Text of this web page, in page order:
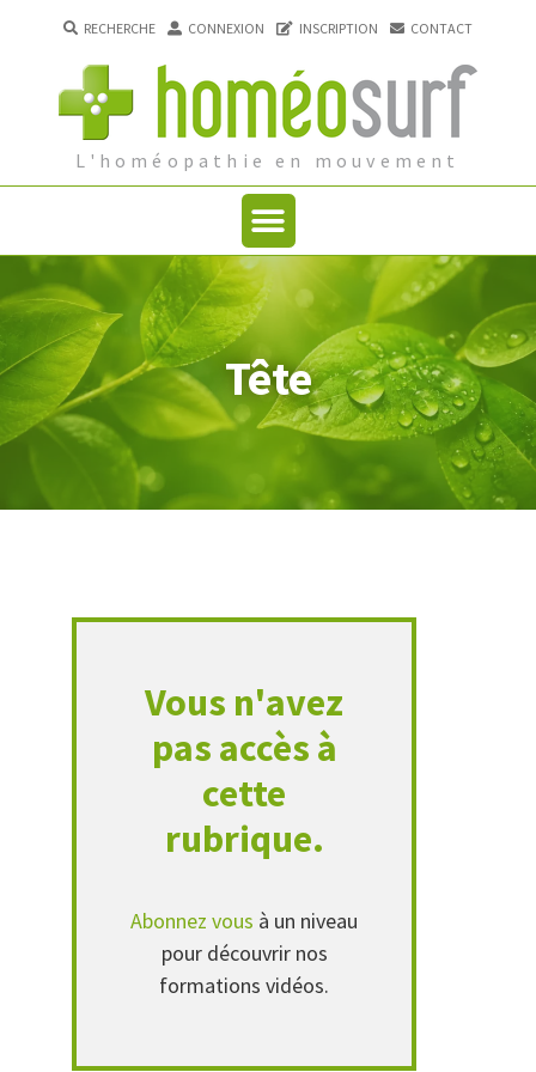
L'homéopathie en mouvement
RECHERCHE CONNEXION INSCRIPTION CONTACT
Tête
Vous n'avez
pas accès à
cette
rubrique.
Abonnez vous à un niveau
pour découvrir nos
formations vidéos.